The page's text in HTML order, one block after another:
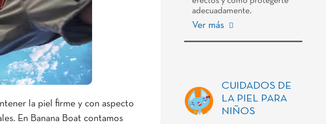
la piel firme y con aspecto
En Banana Boat contamos
adecuadamente.
Ver más
CUIDADOS DE
LA PIEL PARA
NIÑOS